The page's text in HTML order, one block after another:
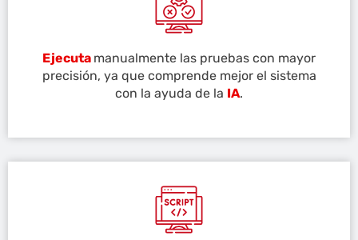
Ejecuta manualmente las pruebas con mayor
precisión, ya que comprende mejor el sistema
con la ayuda de la IA.